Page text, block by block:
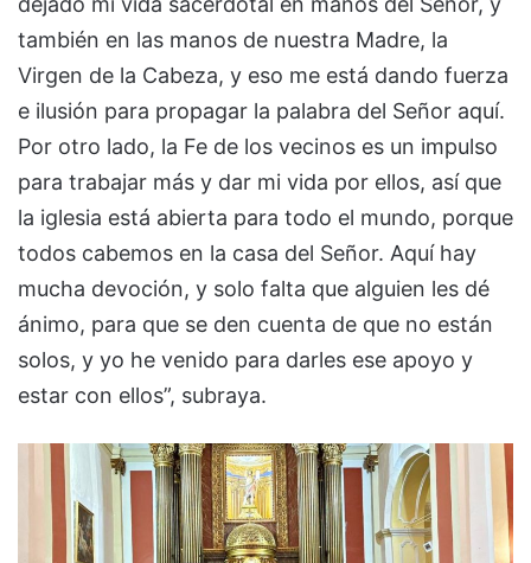
también en las manos de nuestra Madre, la
Virgen de la Cabeza, y eso me está dando fuerza
e ilusión para propagar la palabra del Señor aquí.
Por otro lado, la Fe de los vecinos es un impulso
para trabajar más y dar mi vida por ellos, así que
la iglesia está abierta para todo el mundo, porque
todos cabemos en la casa del Señor. Aquí hay
mucha devoción, y solo falta que alguien les dé
ánimo, para que se den cuenta de que no están
solos, y yo he venido para darles ese apoyo y
estar con ellos”, subraya.